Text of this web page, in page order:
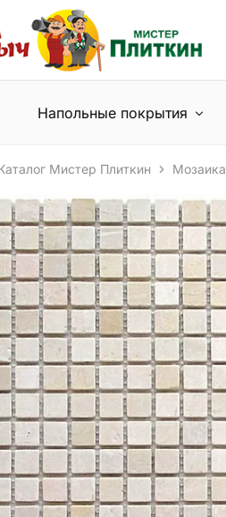
Напольные покрытия
Мистер Плиткин Мозаика